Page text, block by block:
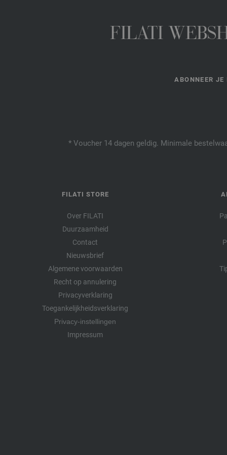
FILATI
ABONNEER
* Voucher 14 dagen geldig. Minimale
FILATI STORE
Over FILATI
Duurzaamheid
Contact
Nieuwsbrief
Algemene voorwaarden
Recht op annulering
Privacyverklaring
Toegankelijkheidsverklaring
Privacy-instellingen
Impressum